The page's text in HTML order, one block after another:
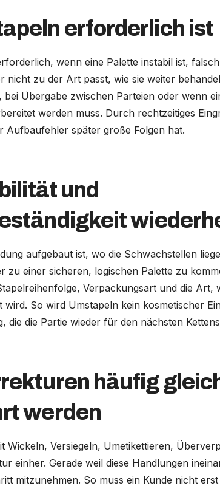
erforderlich ist
wenn eine Palette instabil ist,
nicht zu der Art passt, wie sie weiter
bei Übergabe zwischen Parteien oder wenn
werden muss. Durch rechtzeitiges
Aufbaufehler später große Folgen hat.
und
aufgebaut ist, wo die Schwachstellen
zu einer sicheren, logischen Palette zu
Verpackungsart und die Art,
So wird Umstapeln kein kosmetischer
die die Partie wieder für den nächsten
häufig
werden
Wickeln, Versiegeln, Umetikettieren,
einher. Gerade weil diese Handlungen
mitzunehmen. So muss ein Kunde nicht